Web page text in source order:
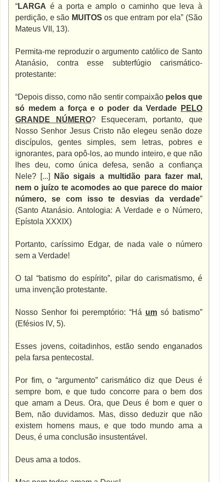
“LARGA é a porta e amplo o caminho que leva à
perdição, e são MUITOS os que entram por ela” (São
Mateus VII, 13).
Permita-me reproduzir o argumento católico de Santo
Atanásio, contra esse subterfúgio carismático-
protestante:
“Depois disso, como não sentir compaixão pelos que
só medem a força e o poder da Verdade
PELO
GRANDE NÚMERO? Esqueceram, portanto, que
Nosso Senhor Jesus Cristo não elegeu senão doze
discípulos, gentes simples, sem letras, pobres e
ignorantes, para opô-los, ao mundo inteiro, e que não
lhes deu, como única defesa, senão a confiança
Nele? [...]
Não sigais a multidão para fazer mal,
nem o juízo te acomodes ao que parece do maior
número, se com isso te desvias da verdade”
(Santo Atanásio. Antologia: A Verdade e o Número,
Epístola XXXIX)
Portanto, caríssimo Edgar, de nada vale o número
sem a Verdade!
O tal “batismo do espírito”, pilar do carismatismo, é
uma invenção protestante.
Nosso Senhor foi peremptório: “Há umsó batismo”
(Efésios IV, 5).
Esses jovens, coitadinhos, estão sendo enganados
pela farsa pentecostal.
Por fim, o “argumento” carismático diz que Deus é
sempre bom, e que tudo concorre para o bem dos
que amam a Deus. Ora, que Deus é bom e quer o
Bem, não duvidamos. Mas, disso deduzir que não
existem homens maus, e que todo mundo ama a
Deus, é uma conclusão insustentável.
Deus ama a todos.